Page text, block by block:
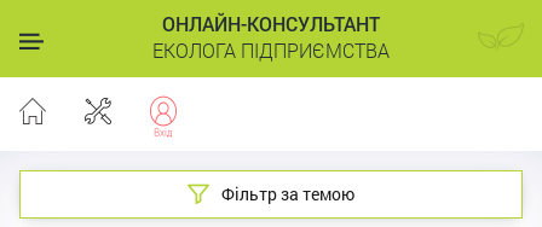
ОНЛАЙН-КОНСУЛЬТАНТ
ЕКОЛОГА ПІДПРИЄМСТВА
Фільтр за темою